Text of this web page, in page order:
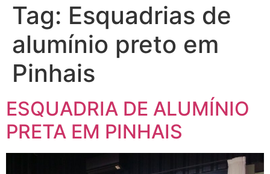
Tag: Esquadrias de
alumínio preto em
Pinhais
ESQUADRIA DE ALUMÍNIO
PRETA EM PINHAIS